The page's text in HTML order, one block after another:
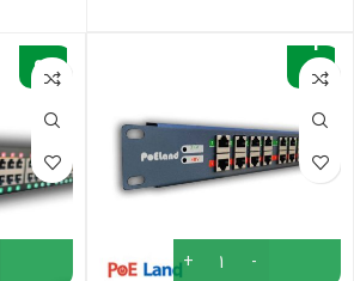
-1
0%
-
9%